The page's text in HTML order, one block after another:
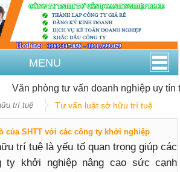
MENU
Văn phòng tư vấn doanh nghiệp uy tín
trí tuệ Tư vấn luật sở hữu trí tuệ
của SHTT với các công ty khởi nghiệp
trí tuệ là yếu tố quan trọng giúp các
ty khởi nghiệp nâng cao sức cạnh